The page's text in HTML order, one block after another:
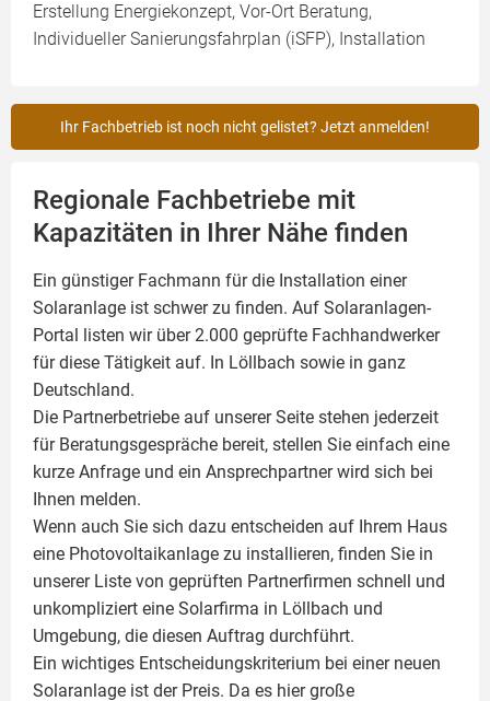
Erstellung Energiekonzept, Vor-Ort Beratung,
Individueller Sanierungsfahrplan (iSFP), Installation
Ihr Fachbetrieb ist noch nicht gelistet? Jetzt anmelden!
Regionale Fachbetriebe mit
Kapazitäten in Ihrer Nähe finden
Ein günstiger Fachmann für die Installation einer
Solaranlage ist schwer zu finden. Auf Solaranlagen-
Portal listen wir über 2.000 geprüfte Fachhandwerker
für diese Tätigkeit auf. In Löllbach sowie in ganz
Deutschland.
Die Partnerbetriebe auf unserer Seite stehen jederzeit
für Beratungsgespräche bereit, stellen Sie einfach eine
kurze Anfrage und ein Ansprechpartner wird sich bei
Ihnen melden.
Wenn auch Sie sich dazu entscheiden auf Ihrem Haus
eine Photovoltaikanlage zu installieren, finden Sie in
unserer Liste von geprüften Partnerfirmen schnell und
unkompliziert eine Solarfirma in Löllbach und
Umgebung, die diesen Auftrag durchführt.
Ein wichtiges Entscheidungskriterium bei einer neuen
Solaranlage ist der Preis. Da es hier große